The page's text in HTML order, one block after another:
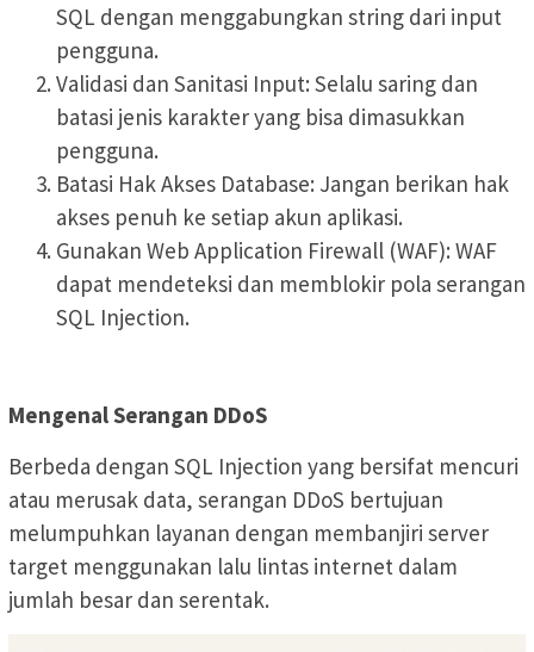
SQL dengan menggabungkan string dari input
pengguna.
Validasi dan Sanitasi Input: Selalu saring dan
batasi jenis karakter yang bisa dimasukkan
pengguna.
Batasi Hak Akses Database: Jangan berikan hak
akses penuh ke setiap akun aplikasi.
Gunakan Web Application Firewall (WAF): WAF
dapat mendeteksi dan memblokir pola serangan
SQL Injection.
Mengenal Serangan DDoS
Berbeda dengan SQL Injection yang bersifat mencuri
atau merusak data, serangan DDoS bertujuan
melumpuhkan layanan dengan membanjiri server
target menggunakan lalu lintas internet dalam
jumlah besar dan serentak.